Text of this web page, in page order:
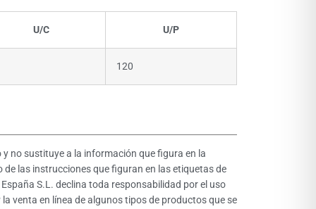
U/C U/P
120
no sustituye a la información que figura en la
las instrucciones que figuran en las etiquetas de
S.L. declina toda responsabilidad por el uso
venta en línea de algunos tipos de productos que se